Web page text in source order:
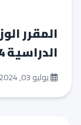
المقرر
الدراسية 2024-2025
يوليو 03, 2024